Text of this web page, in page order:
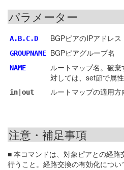
パラメーター
A.B.C.D BGPピアのIPアドレス
GROUPNAME BGPピアグループ名
NAME
ルートマップ名。破
対しては、set節で属
in|out ルートマップの適用
注意・補足事項
■ 本コマンドは、対象ピアとの経
行うこと。経路交換の有効化につい